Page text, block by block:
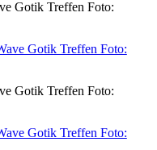
Gotik Treffen Foto:
Gotik Treffen Foto: